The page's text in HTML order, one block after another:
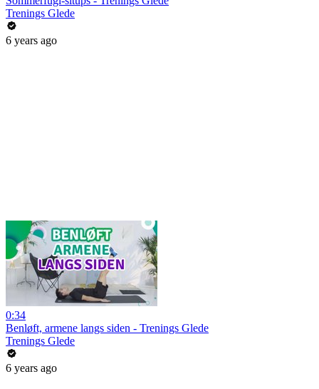
Trenings Glede
6 years ago
0:34
Benløft, armene langs siden - Trenings Glede
Trenings Glede
6 years ago